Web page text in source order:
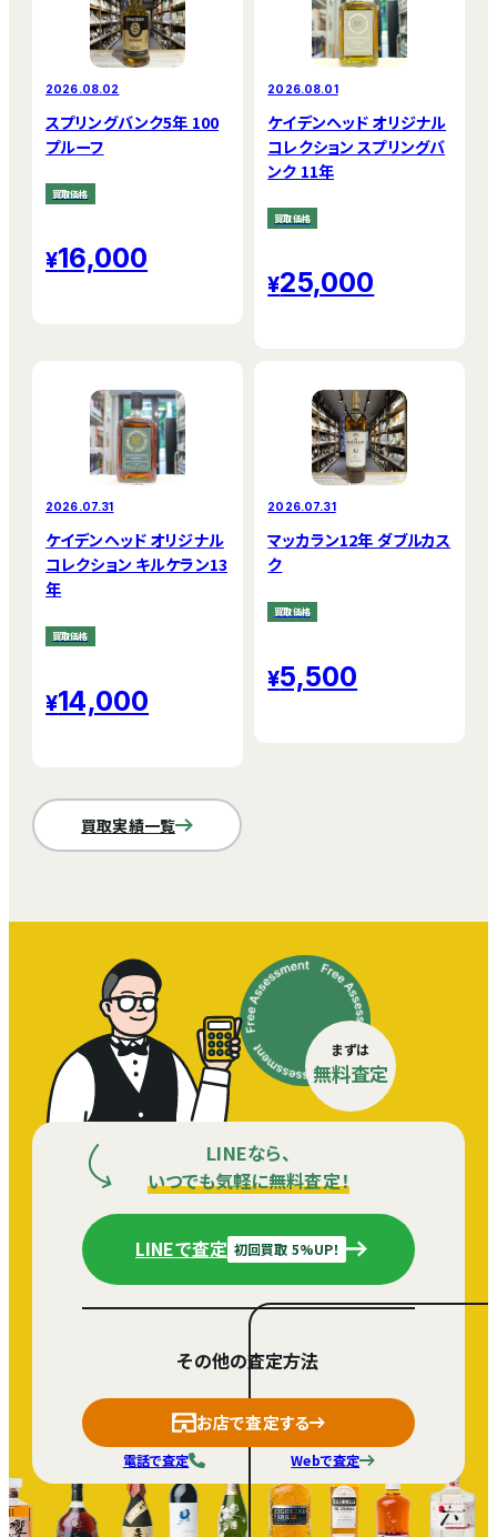
2026.08.02
スプリングバンク5年 100
プルーフ
買取価格
16,000
2026.08.01
ケイデンヘッド オリジナル
コレクション スプリングバ
ンク 11年
買取価格
25,000
2026.07.31
ケイデンヘッド オリジナル
コレクション キルケラン13
年
買取価格
14,000
2026.07.31
マッカラン12年 ダブルカス
ク
買取価格
5,500
買取実績一覧
まずは
無料査定
LINEなら、
いつでも気軽に無料査定！
LINEで査定 初回買取 5%UP！
その他の査定方法
お店で査定する
Webで査定
電話で査定